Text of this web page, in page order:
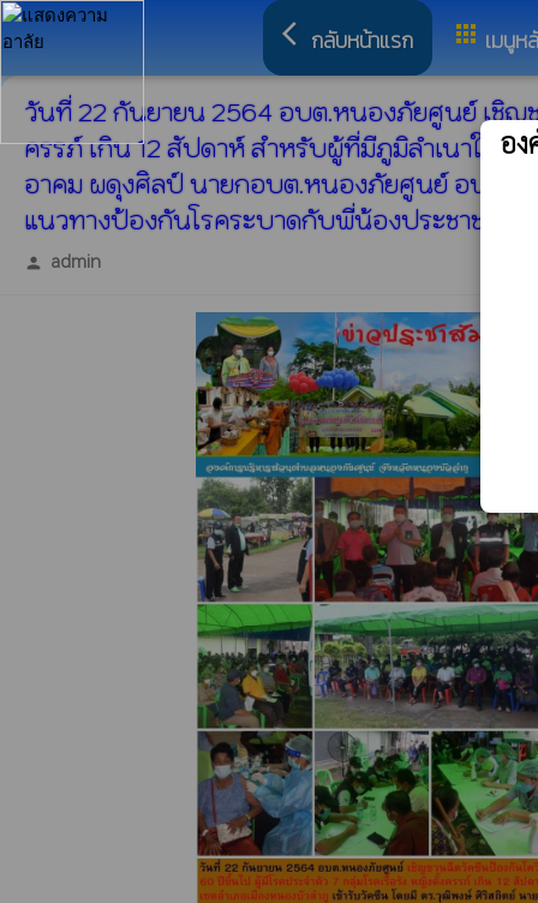
arrow_back_ios กลับหน้าแรก apps เมนูห
วันที่ 22 กันยายน 2564 อบต.หนองภัยศูนย์ เชิญ
ครรภ์ เกิน 12 สัปดาห์ สำหรับผู้ที่มีภูมิลำเนาในเ
อาคม ผดุงศิลป์ นายกอบต.หนองภัยศูนย์ อนามั
แนวทางป้องกันโรคระบาดกับพี่น้องประชาชนที่
person admin
อ